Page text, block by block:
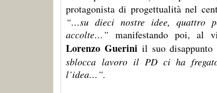
protagonista di progettualità nel
“…su dieci nostre idee, quattro
accolte…” manifestando poi, al
Lorenzo Guerini il suo disappunto
sblocca lavoro il PD ci ha
l’idea…”.